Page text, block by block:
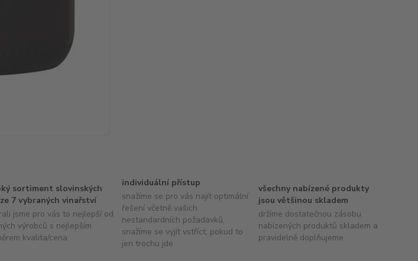
sortiment slovinských
7 vybraných vinařství
jsme pro vás to nejlepší od
výrobců s nejlepším
kvalita/cena
individuální přístup
snažíme se pro vás najít optimální
řešení včetně vašich
nestandardních požadavků,
snažíme se vyjít vstříct, pokud to
jen trochu jde
všechny nabízené produkty
jsou většinou skladem
držíme dostatečnou zásobu
nabízených produktů skladem a
pravidelně doplňujeme